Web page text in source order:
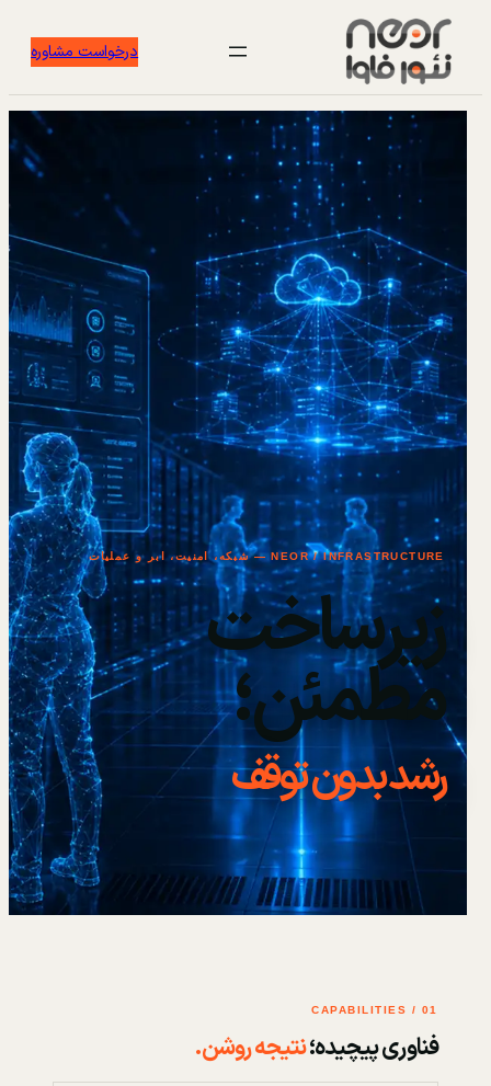
درخواست مشاوره
NEOR / INFRASTRUCTURE — شبکه، امنیت، ابر و عملیات
زیرساخت
مطمئن؛
رشد بدون توقف
01 / CAPABILITIES
فناوری پیچیده؛نتیجه روشن.